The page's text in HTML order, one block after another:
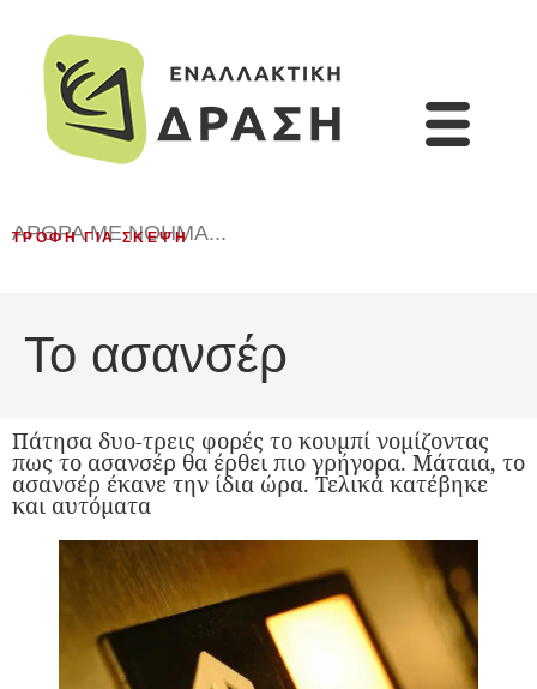
ΆΡΘΡΑ ΜΕ ΝΌΗΜΑ...
ΤΡΟΦΉ ΓΙΑ ΣΚΈΨΗ
Το ασανσέρ
Πάτησα δυο-τρεις φορές το κουμπί νομίζοντας
πως το ασανσέρ θα έρθει πιο γρήγορα. Μάταια, το
ασανσέρ έκανε την ίδια ώρα. Τελικά κατέβηκε
και αυτόματα